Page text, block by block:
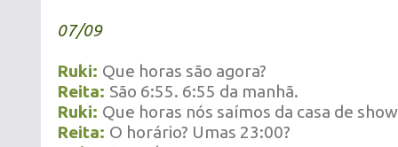
07/09
Ruki: Que horas são agora?
Reita: São 6:55. 6:55 da manhã.
Ruki: Que horas nós saímos da casa de
Reita: O horário? Umas 23:00?